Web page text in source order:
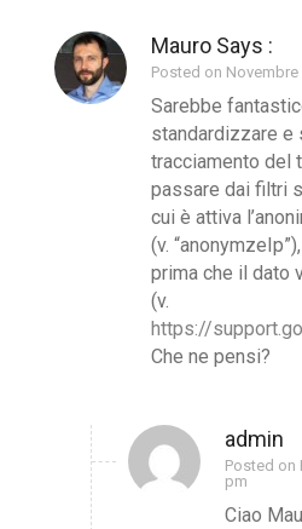
Mauro Says :
Posted on Novembre
Sarebbe
standardizzare e
tracciamento del
passare dai filtri
cui è attiva
(v.
prima che il dato
(v.
https://
Che ne pensi?
admin
Posted on
pm
Ciao